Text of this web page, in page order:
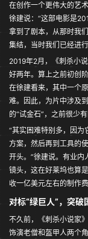
在创作一个更伟大的艺
徐建说：“这部电影是
拿到了剧本，从那时我
集结，当时我们已经进
2019年2月，《刺杀小
好两年。算上之前初创
在徐建看来，其中一个
难。因此，为片中涉及
的“试金石”，之前很少
“其实困难特别多，因
方案，然后再到工具的
开头。”徐建说。有业
镜头，这在好莱坞也算
收一亿美元左右的制作费
对标“绿巨人”，突
不久前，《刺杀小说家
饰演老僧和盔甲人两个